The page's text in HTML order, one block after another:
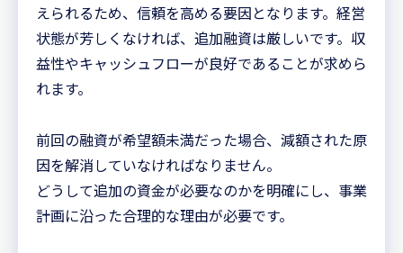
えられるため、信頼を高める要因となります。経営
状態が芳しくなければ、追加融資は厳しいです。収
益性やキャッシュフローが良好であることが求めら
れます。
前回の融資が希望額未満だった場合、減額された原
因を解消していなければなりません。
どうして追加の資金が必要なのかを明確にし、事業
計画に沿った合理的な理由が必要です。